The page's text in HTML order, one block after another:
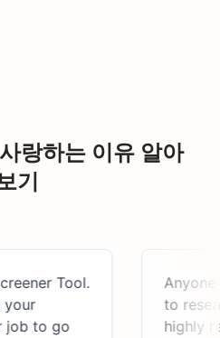
랑하는 이유 알아
기
Tool.
to go
Anyone
to research
highly